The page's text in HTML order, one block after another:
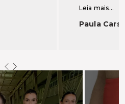
vários
Leia mais...
Paula